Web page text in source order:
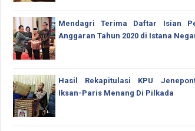
Mendagri Terima Daftar Isian
Anggaran Tahun 2020 di Istana
Hasil Rekapitulasi KPU
Iksan-Paris Menang Di Pilkada